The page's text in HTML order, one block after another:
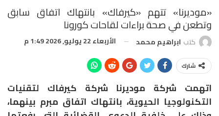
«موديرنا» تتهم «كيرفاك» بانتهاك اتفاق سابق
وتطعن في صحة براءات لقاحات كورونا
كتب ابراهيم محمد الأربعاء 22 يوليو, 2026 1:49 م
شارك
اتهمت شركة موديرنا شركة كيرفاك لتقنيات
التكنولوجيا الحيوية، بانتهاك اتفاق مبرم بينهما،